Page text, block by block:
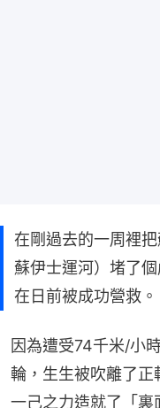
在剛過去的一周裡
蘇伊士運河）堵了
在日前被成功營救。
因為遭受74千米/小
輪，生生被吹離了正
一己之力造就了「裏